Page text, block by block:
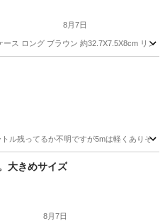
8月7日
ス ロング ブラウン 約32.7X7.5X8cm リ
ル残ってるか不明ですが5mは軽くありそ
他 水色
大きめサイズ
8月7日